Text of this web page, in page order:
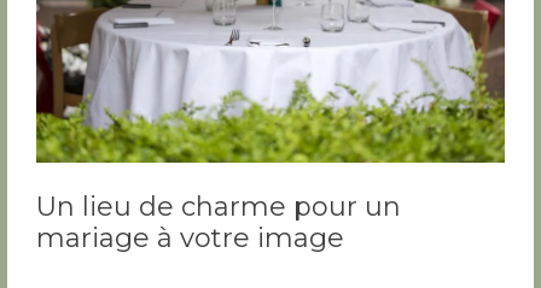
Un lieu de charme pour un
mariage à votre image